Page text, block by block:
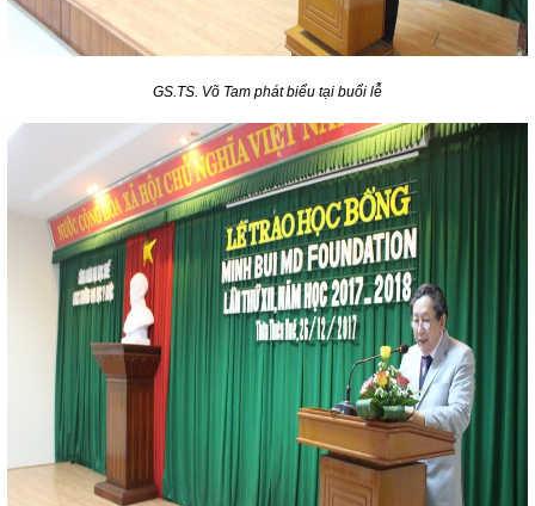
GS.TS. Võ Tam phát biểu tại buổi lễ